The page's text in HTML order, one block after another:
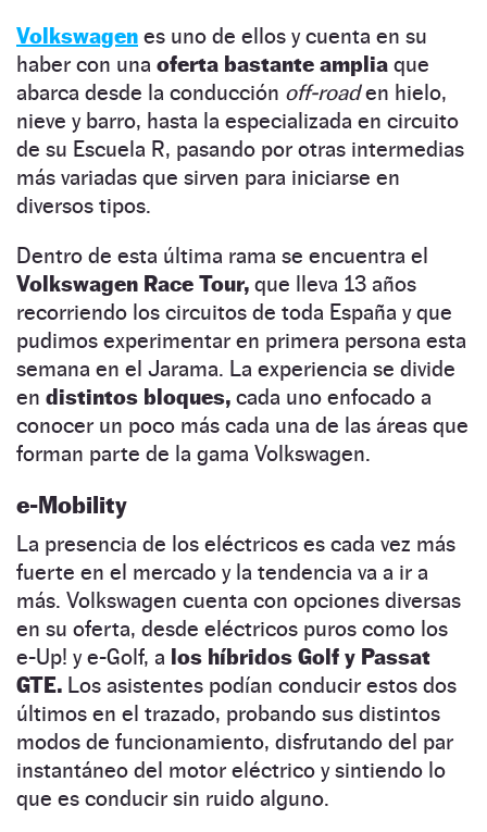
Volkswagen es uno de ellos y cuenta en su
haber con una oferta bastante amplia que
abarca desde la conducción off-roaden hielo,
nieve y barro, hasta la especializada en circuito
de su Escuela R, pasando por otras intermedias
más variadas que sirven para iniciarse en
diversos tipos.
Dentro de esta última rama se encuentra el
Volkswagen Race Tour, que lleva 13 años
recorriendo los circuitos de toda España y que
pudimos experimentar en primera persona esta
semana en el Jarama. La experiencia se divide
en distintos bloques, cada uno enfocado a
conocer un poco más cada una de las áreas que
forman parte de la gama Volkswagen.
e-Mobility
La presencia de los eléctricos es cada vez más
fuerte en el mercado y la tendencia va a ir a
más. Volkswagen cuenta con opciones diversas
en su oferta, desde eléctricos puros como los
e-Up! y e-Golf, a los híbridos Golf y Passat
GTE. Los asistentes podían conducir estos dos
últimos en el trazado, probando sus distintos
modos de funcionamiento, disfrutando del par
instantáneo del motor eléctrico y sintiendo lo
que es conducir sin ruido alguno.